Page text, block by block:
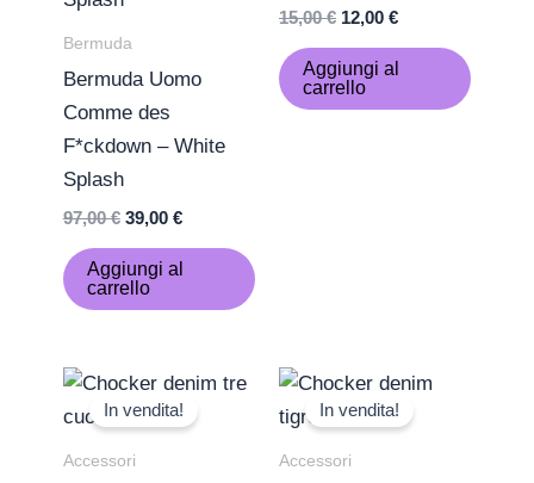
Bermuda
Bermuda Uomo
Comme des
F*ckdown – White
Splash
97,00€ 39,00 €
Aggiungi al
carrello
15,00€ 12,00 €
Aggiungi al
carrello
In vendita!
Accessori
Il
prezzo
originale
15,00 €.
Il
prezzo
attuale
In vendita!
Accessori
Il
prezzo
originale
15,00 €.
Il
prezzo
attuale